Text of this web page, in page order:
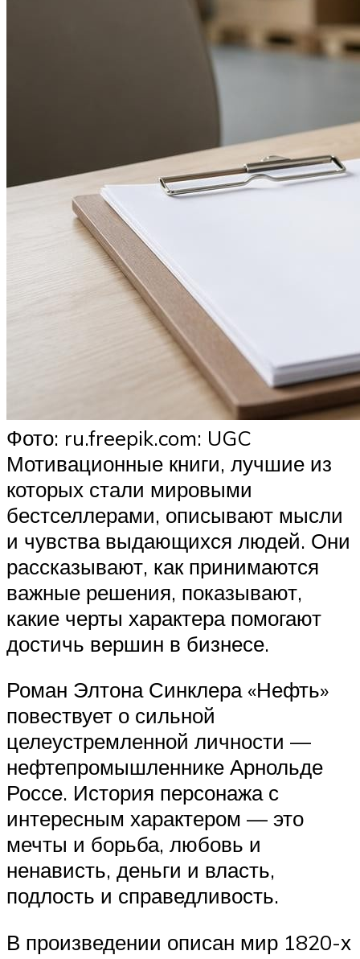
Фото: ru.freepik.com: UGC
Мотивационные книги, лучшие из
которых стали мировыми
бестселлерами, описывают мысли
и чувства выдающихся людей. Они
рассказывают, как принимаются
важные решения, показывают,
какие черты характера помогают
достичь вершин в бизнесе.
Роман Элтона Синклера «Нефть»
повествует о сильной
целеустремленной личности —
нефтепромышленнике Арнольде
Россе. История персонажа с
интересным характером — это
мечты и борьба, любовь и
ненависть, деньги и власть,
подлость и справедливость.
В произведении описан мир 1820-х